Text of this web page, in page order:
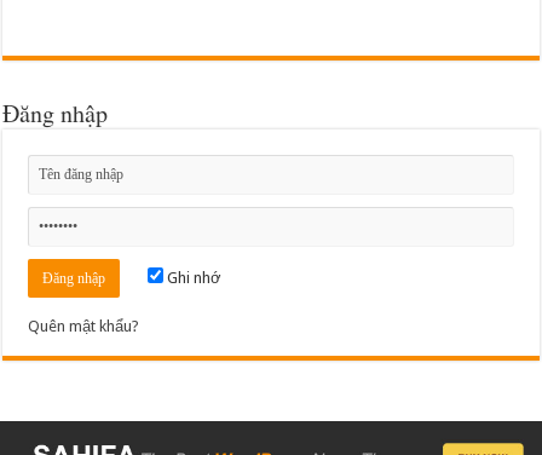
Đăng nhập
Ghi nhớ
Quên mật khẩu?